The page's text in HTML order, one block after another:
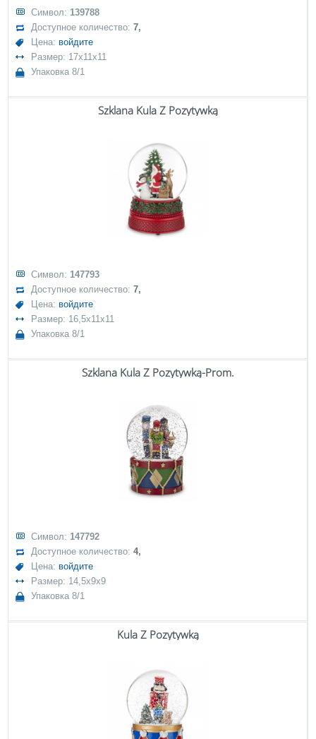
Символ: 139788
Доступное количество:7,
Цена: войдите
Размер: 17x11x11
Упаковка 8/1
Szklana Kula Z Pozytywką
Символ: 147793
Доступное количество:7,
Цена: войдите
Размер: 16,5x11x11
Упаковка 8/1
Szklana Kula Z Pozytywką-Prom.
Символ: 147792
Доступное количество:4,
Цена: войдите
Размер: 14,5x9x9
Упаковка 8/1
Kula Z Pozytywką